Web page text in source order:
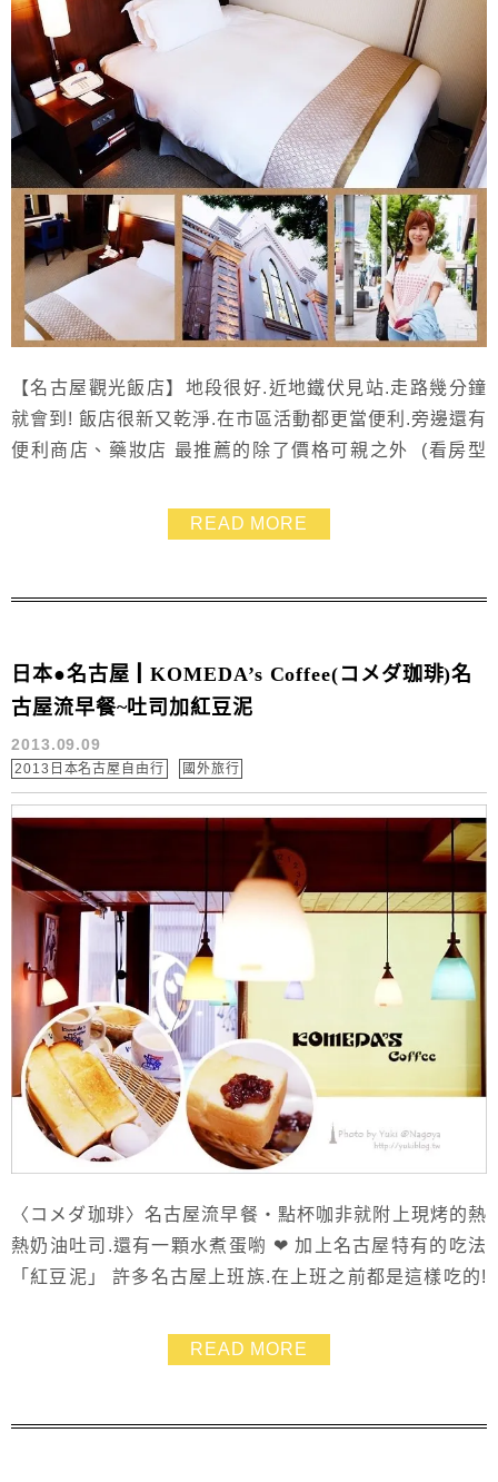
【名古屋觀光飯店】地段很好.近地鐵伏見站.走路幾分鐘
就會到! 飯店很新又乾淨.在市區活動都更當便利.旁邊還有
便利商店、藥妝店 最推薦的除了價格可親之外 (看房型
著行李箱坐地鐵的旅客~~❤ 先來看看名古屋觀光飯店的
地理位子~這樣子大家就會比較清楚了~ 位在市區広小路
遊啦 ^_____^ 像是我之...
READ MORE
日本●名古屋┃KOMEDA’s Coffee(コメダ珈琲)名
古屋流早餐~吐司加紅豆泥
2013.09.09
2013日本名古屋自由行 國外旅行
〈コメダ珈琲〉名古屋流早餐‧點杯咖非就附上現烤的熱
熱奶油吐司.還有一顆水煮蛋喲 ❤ 加上名古屋特有的吃法
「紅豆泥」 許多名古屋上班族.在上班之前都是這樣吃的!
READ MORE